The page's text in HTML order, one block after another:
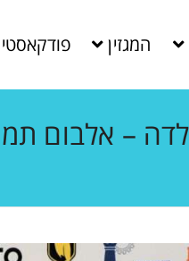
המגזין
– אלבום